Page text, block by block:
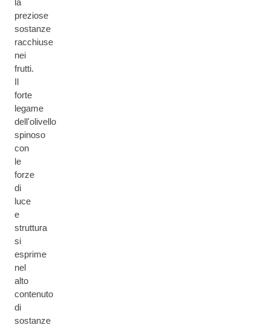
la
preziose
sostanze
racchiuse
nei
frutti.
Il
forte
legame
dell'olivello
spinoso
con
le
forze
di
luce
e
struttura
si
esprime
nel
alto
contenuto
di
sostanze